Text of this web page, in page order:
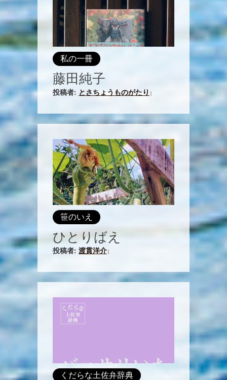
私の一冊
藤田純子
投稿者: とさちょうものがたり
笹のいえ
ひとりばえ
投稿者: 渡貫洋介
くだらな土佐弁辞典